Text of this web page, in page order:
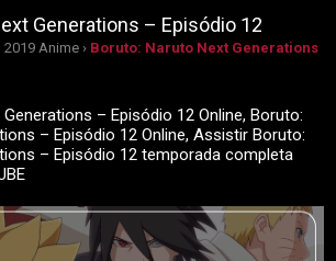
Generations – Episódio 12
2019 Anime › Boruto: Naruto Next Generations
– Episódio 12 Online, Boruto:
– Episódio 12 Online, Assistir Boruto:
– Episódio 12 temporada completa